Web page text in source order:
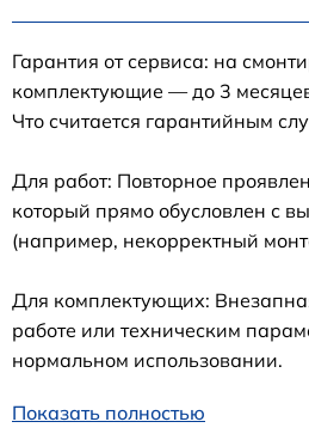
Гарантия от сервиса: на
комплектующие — до 3
Что считается гарантийным
Для работ: Повторное
который прямо обусловлен с
(например, некорректный
Для комплектующих:
работе или техническим
нормальном использовании.
Показать полностью